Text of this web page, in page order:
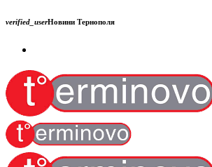
verified_userНовини Тернополя